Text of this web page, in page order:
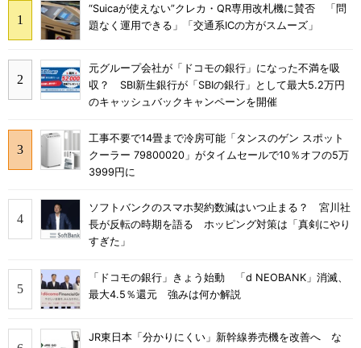
“Suicaが使えない”クレカ・QR専用改札機に賛否 「問
題なく運用できる」「交通系ICの方がスムーズ」
元グループ会社が「ドコモの銀行」になった不満を吸
収？ SBI新生銀行が「SBIの銀行」として最大5.2万円
のキャッシュバックキャンペーンを開催
工事不要で14畳まで冷房可能「タンスのゲン スポット
クーラー 79800020」がタイムセールで10％オフの5万
3999円に
ソフトバンクのスマホ契約数減はいつ止まる？ 宮川社
長が反転の時期を語る ホッピング対策は「真剣にやり
すぎた」
「ドコモの銀行」きょう始動 「d NEOBANK」消滅、
最大4.5％還元 強みは何か解説
JR東日本「分かりにくい」新幹線券売機を改善へ な